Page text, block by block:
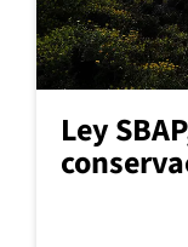
Ley